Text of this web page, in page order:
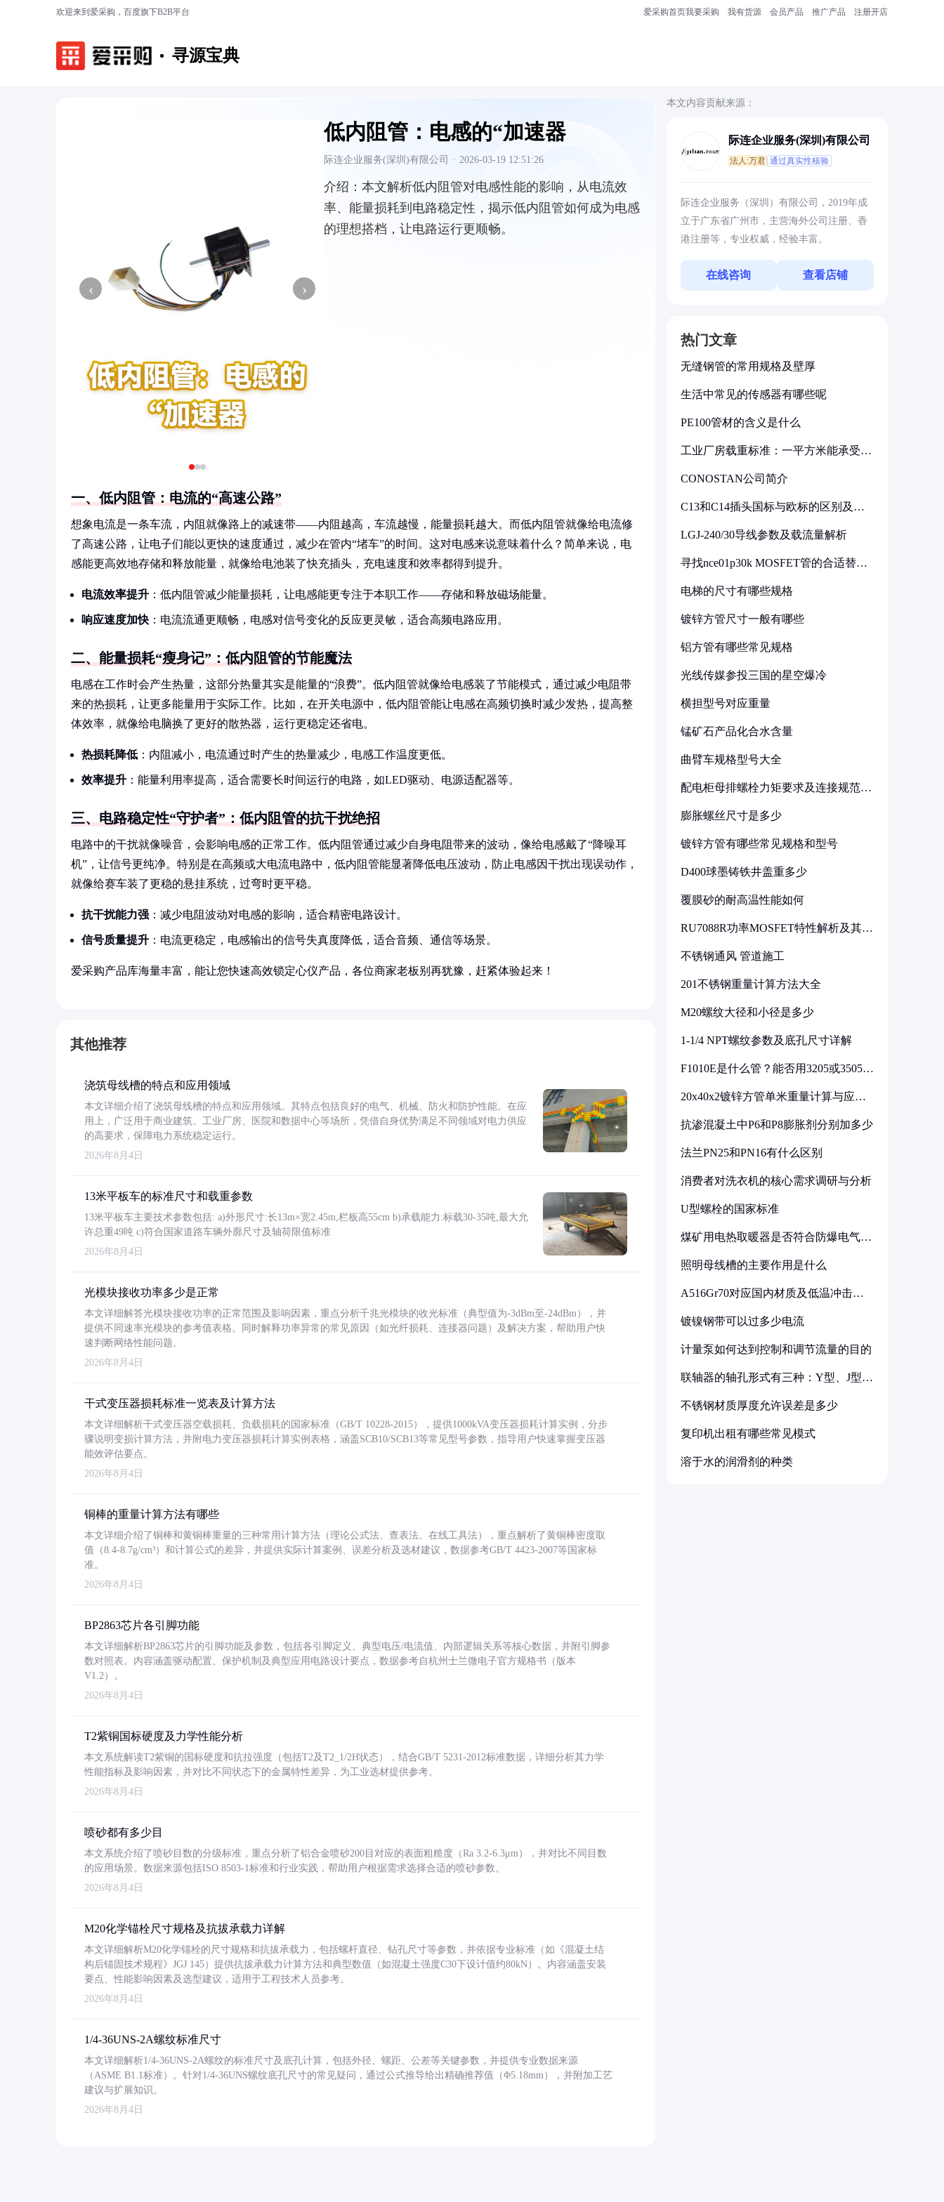
欢迎来到爱采购，百度旗下B2B平台 爱采购首页我要采购 我有货源 会员产品 推广产品 注册开店
寻源宝典
‹ ›
低内阻管：电感的“加速器
际连企业服务(深圳)有限公司 · 2026-03-19 12:51:26
介绍： 本文解析低内阻管对电感性能的影响，从电流效
率、能量损耗到电路稳定性，揭示低内阻管如何成为电感
的理想搭档，让电路运行更顺畅。
一、低内阻管：电流的“高速公路”
想象电流是一条车流，内阻就像路上的减速带——内阻越高，车流越慢，能量损耗越大。而低内阻管就像给电流修
了高速公路，让电子们能以更快的速度通过，减少在管内“堵车”的时间。这对电感来说意味着什么？简单来说，电
感能更高效地存储和释放能量，就像给电池装了快充插头，充电速度和效率都得到提升。
电流效率提升 ：低内阻管减少能量损耗，让电感能更专注于本职工作——存储和释放磁场能量。
响应速度加快 ：电流流通更顺畅，电感对信号变化的反应更灵敏，适合高频电路应用。
二、能量损耗“瘦身记”：低内阻管的节能魔法
电感在工作时会产生热量，这部分热量其实是能量的“浪费”。低内阻管就像给电感装了节能模式，通过减少电阻带
来的热损耗，让更多能量用于实际工作。比如，在开关电源中，低内阻管能让电感在高频切换时减少发热，提高整
体效率，就像给电脑换了更好的散热器，运行更稳定还省电。
热损耗降低 ：内阻减小，电流通过时产生的热量减少，电感工作温度更低。
效率提升 ：能量利用率提高，适合需要长时间运行的电路，如LED驱动、电源适配器等。
三、电路稳定性“守护者”：低内阻管的抗干扰绝招
电路中的干扰就像噪音，会影响电感的正常工作。低内阻管通过减少自身电阻带来的波动，像给电感戴了“降噪耳
机”，让信号更纯净。特别是在高频或大电流电路中，低内阻管能显著降低电压波动，防止电感因干扰出现误动作，
就像给赛车装了更稳的悬挂系统，过弯时更平稳。
抗干扰能力强 ：减少电阻波动对电感的影响，适合精密电路设计。
信号质量提升 ：电流更稳定，电感输出的信号失真度降低，适合音频、通信等场景。
爱采购产品库海量丰富，能让您快速高效锁定心仪产品，各位商家老板别再犹豫，赶紧体验起来！
其他推荐
浇筑母线槽的特点和应用领域
本文详细介绍了浇筑母线槽的特点和应用领域。其特点包括良好的电气、机械、防火和防护性能。在应
用上，广泛用于商业建筑、工业厂房、医院和数据中心等场所，凭借自身优势满足不同领域对电力供应
的高要求，保障电力系统稳定运行。
2026年8月4日
13米平板车的标准尺寸和载重参数
13米平板车主要技术参数包括: a)外形尺寸:长13m×宽2.45m,栏板高55cm b)承载能力:标载30-35吨,最大允
许总重49吨 c)符合国家道路车辆外廓尺寸及轴荷限值标准
2026年8月4日
光模块接收功率多少是正常
本文详细解答光模块接收功率的正常范围及影响因素，重点分析千兆光模块的收光标准（典型值为-3dBm至-24dBm），并
提供不同速率光模块的参考值表格。同时解释功率异常的常见原因（如光纤损耗、连接器问题）及解决方案，帮助用户快
速判断网络性能问题。
2026年8月4日
干式变压器损耗标准一览表及计算方法
本文详细解析干式变压器空载损耗、负载损耗的国家标准（GB/T 10228-2015），提供1000kVA变压器损耗计算实例，分步
骤说明变损计算方法，并附电力变压器损耗计算实例表格，涵盖SCB10/SCB13等常见型号参数，指导用户快速掌握变压器
能效评估要点。
2026年8月4日
铜棒的重量计算方法有哪些
本文详细介绍了铜棒和黄铜棒重量的三种常用计算方法（理论公式法、查表法、在线工具法），重点解析了黄铜棒密度取
值（8.4-8.7g/cm³）和计算公式的差异，并提供实际计算案例、误差分析及选材建议，数据参考GB/T 4423-2007等国家标
准。
2026年8月4日
BP2863芯片各引脚功能
本文详细解析BP2863芯片的引脚功能及参数，包括各引脚定义、典型电压/电流值、内部逻辑关系等核心数据，并附引脚参
数对照表。内容涵盖驱动配置、保护机制及典型应用电路设计要点，数据参考自杭州士兰微电子官方规格书（版本
V1.2）。
2026年8月4日
T2紫铜国标硬度及力学性能分析
本文系统解读T2紫铜的国标硬度和抗拉强度（包括T2及T2_1/2H状态），结合GB/T 5231-2012标准数据，详细分析其力学
性能指标及影响因素，并对比不同状态下的金属特性差异，为工业选材提供参考。
2026年8月4日
喷砂都有多少目
本文系统介绍了喷砂目数的分级标准，重点分析了铝合金喷砂200目对应的表面粗糙度（Ra 3.2-6.3μm），并对比不同目数
的应用场景。数据来源包括ISO 8503-1标准和行业实践，帮助用户根据需求选择合适的喷砂参数。
2026年8月4日
M20化学锚栓尺寸规格及抗拔承载力详解
本文详细解析M20化学锚栓的尺寸规格和抗拔承载力，包括螺杆直径、钻孔尺寸等参数，并依据专业标准（如《混凝土结
构后锚固技术规程》JGJ 145）提供抗拔承载力计算方法和典型数值（如混凝土强度C30下设计值约80kN）。内容涵盖安装
要点、性能影响因素及选型建议，适用于工程技术人员参考。
2026年8月4日
1/4-36UNS-2A螺纹标准尺寸
本文详细解析1/4-36UNS-2A螺纹的标准尺寸及底孔计算，包括外径、螺距、公差等关键参数，并提供专业数据来源
（ASME B1.1标准）。针对1/4-36UNS螺纹底孔尺寸的常见疑问，通过公式推导给出精确推荐值（Φ5.18mm），并附加工艺
建议与扩展知识。
2026年8月4日
本文内容贡献来源：
际连企业服务(深圳)有限公司
法人:万君 通过真实性核验
际连企业服务（深圳）有限公司，2019年成
立于广东省广州市，主营海外公司注册、香
港注册等，专业权威，经验丰富。
在线咨询 查看店铺
热门文章
无缝钢管的常用规格及壁厚
生活中常见的传感器有哪些呢
PE100管材的含义是什么
工业厂房载重标准：一平方米能承受多
CONOSTAN公司简介
C13和C14插头国标与欧标的区别及其
LGJ-240/30导线参数及载流量解析
寻找nce01p30k MOSFET管的合适替代
电梯的尺寸有哪些规格
镀锌方管尺寸一般有哪些
铝方管有哪些常见规格
光线传媒参投三国的星空爆冷
横担型号对应重量
锰矿石产品化合水含量
曲臂车规格型号大全
配电柜母排螺栓力矩要求及连接规范详
膨胀螺丝尺寸是多少
镀锌方管有哪些常见规格和型号
D400球墨铸铁井盖重多少
覆膜砂的耐高温性能如何
RU7088R功率MOSFET特性解析及其在
不锈钢通风 管道施工
201不锈钢重量计算方法大全
M20螺纹大径和小径是多少
1-1/4 NPT螺纹参数及底孔尺寸详解
F1010E是什么管？能否用3205或3505代
20x40x2镀锌方管单米重量计算与应用
抗渗混凝土中P6和P8膨胀剂分别加多少
法兰PN25和PN16有什么区别
消费者对洗衣机的核心需求调研与分析
U型螺栓的国家标准
煤矿用电热取暖器是否符合防爆电气设
照明母线槽的主要作用是什么
A516Gr70对应国内材质及低温冲击要
镀镍钢带可以过多少电流
计量泵如何达到控制和调节流量的目的
联轴器的轴孔形式有三种：Y型、J型、
不锈钢材质厚度允许误差是多少
复印机出租有哪些常见模式
溶于水的润滑剂的种类